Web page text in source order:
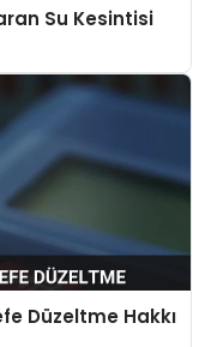
Su Kesintisi
Düzeltme Hakkı